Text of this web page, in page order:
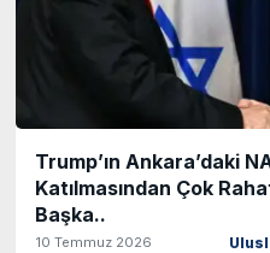
Trump’ın Ankara’daki
Katılmasından Çok
Başka..
10 Temmuz 2026